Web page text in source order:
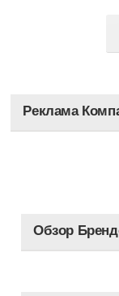
Реклама
Обзор